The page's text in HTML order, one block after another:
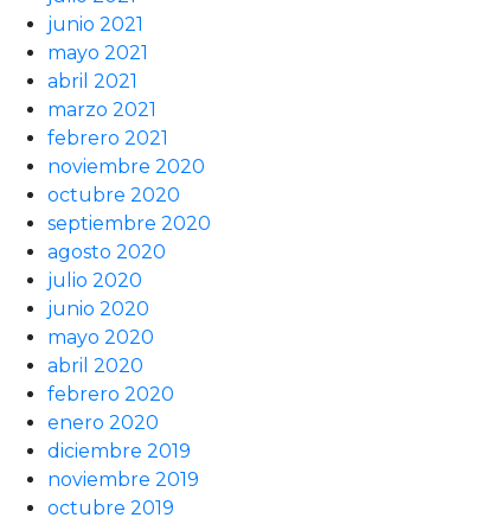
junio 2021
mayo 2021
abril 2021
marzo 2021
febrero 2021
noviembre 2020
octubre 2020
septiembre 2020
agosto 2020
julio 2020
junio 2020
mayo 2020
abril 2020
febrero 2020
enero 2020
diciembre 2019
noviembre 2019
octubre 2019